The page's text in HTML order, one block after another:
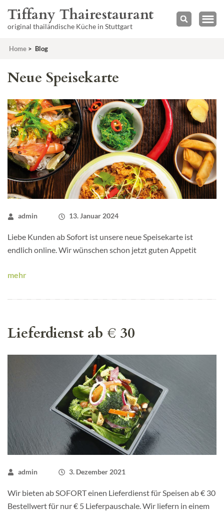
Tiffany Thairestaurant
original thailändische Küche in Stuttgart
Home > Blog
Blog
Neue Speisekarte
admin 13. Januar 2024
Liebe Kunden ab Sofort ist unsere neue Speisekarte ist
endlich online. Wir wünschen schon jetzt guten Appetit
mehr
Lieferdienst ab € 30
admin 3. Dezember 2021
Wir bieten ab SOFORT einen Lieferdienst für Speisen ab € 30
Bestellwert für nur € 5 Lieferpauschale. Wir liefern in einem